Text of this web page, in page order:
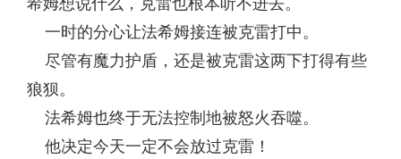
希姆想说什么，克雷也根本听不进去。
一时的分心让法希姆接连被克雷打中。
尽管有魔力护盾，还是被克雷这两下打得有些
狼狈。
法希姆也终于无法控制地被怒火吞噬。
他决定今天一定不会放过克雷！